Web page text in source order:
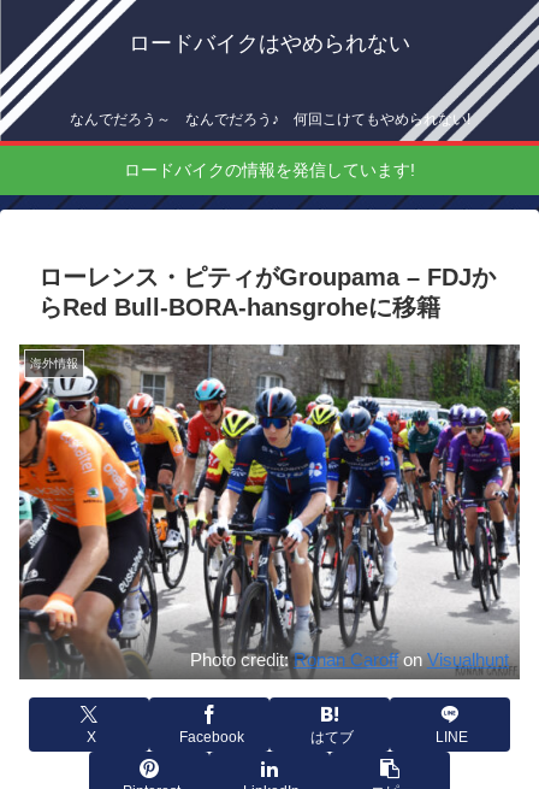
ロードバイクはやめられない
なんでだろう～ なんでだろう♪ 何回こけてもやめられない!
ロードバイクの情報を発信しています!
ローレンス・ピティがGroupama – FDJか
らRed Bull-BORA-hansgroheに移籍
海外情報
Photo credit:Ronan CaroffonVisualhunt
X Facebook はてブ LINE